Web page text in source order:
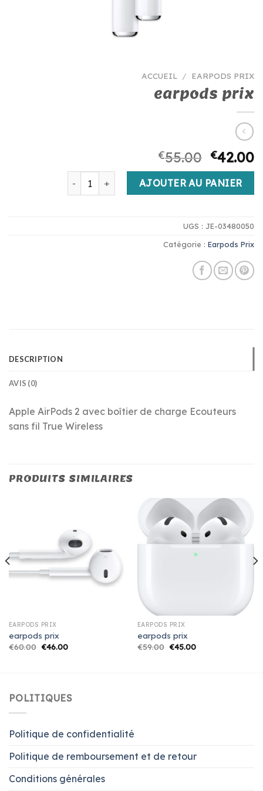
ACCUEIL / EARPODS PRIX
earpods prix
€55.00 €42.00
quantité de earpods prixAJOUTER AU PANIER
UGS : JE-03480050
Catégorie : Earpods Prix
DESCRIPTION
AVIS (0)
Apple AirPods 2 avec boîtier de charge Ecouteurs
sans fil True Wireless
PRODUITS SIMILAIRES
EARPODS PRIX
earpods prix
€60.00 €46.00
EARPODS PRIX
earpods prix
€59.00 €45.00
POLITIQUES
Politique de confidentialité
Politique de remboursement et de retour
Conditions générales